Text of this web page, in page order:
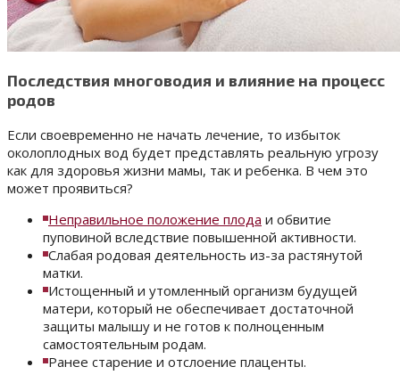
Последствия многоводия и влияние на процесс
родов
Если своевременно не начать лечение, то избыток
околоплодных вод будет представлять реальную угрозу
как для здоровья жизни мамы, так и ребенка. В чем это
может проявиться?
Неправильное положение плода и обвитие
пуповиной вследствие повышенной активности.
Слабая родовая деятельность из-за растянутой
матки.
Истощенный и утомленный организм будущей
матери, который не обеспечивает достаточной
защиты малышу и не готов к полноценным
самостоятельным родам.
Ранее старение и отслоение плаценты.